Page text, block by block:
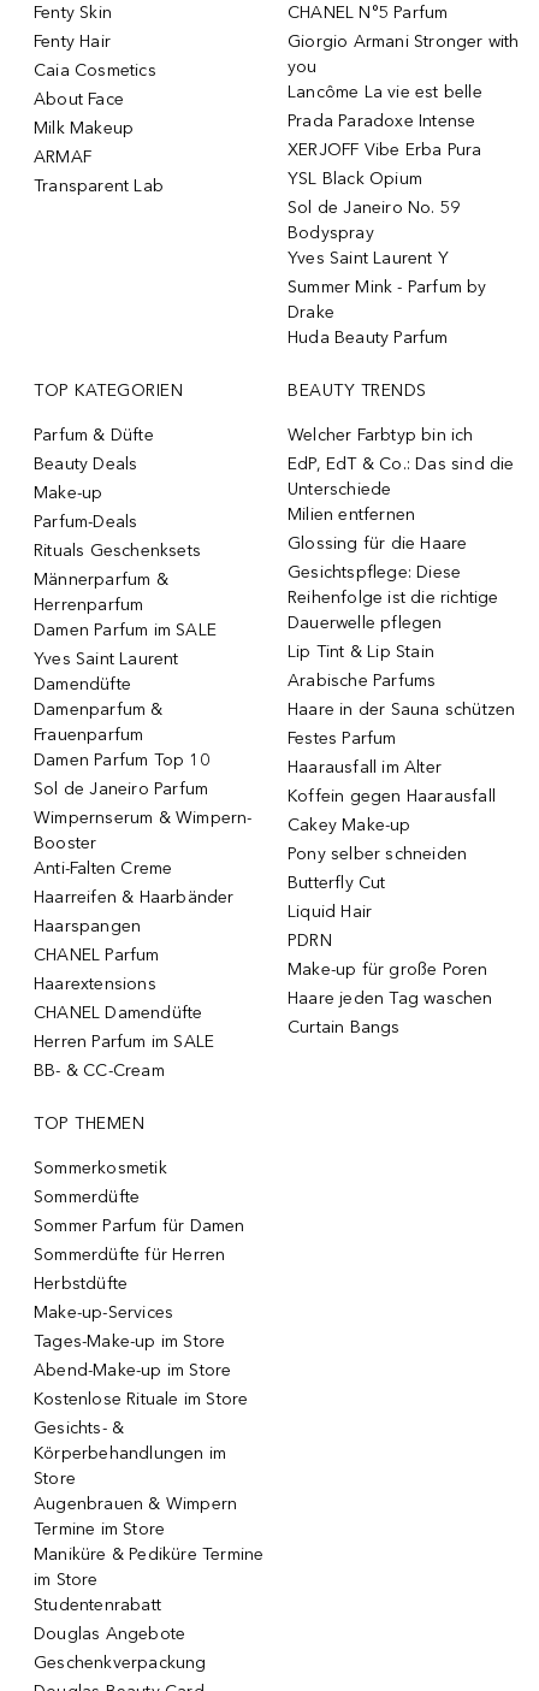
Fenty Skin
Fenty Hair
Caia Cosmetics
About Face
Milk Makeup
ARMAF
Transparent Lab
CHANEL N°5 Parfum
Giorgio Armani Stronger with
you
Lancôme La vie est belle
Prada Paradoxe Intense
XERJOFF Vibe Erba Pura
YSL Black Opium
Sol de Janeiro No. 59
Bodyspray
Yves Saint Laurent Y
Summer Mink - Parfum by
Drake
Huda Beauty Parfum
TOP KATEGORIEN
Parfum & Düfte
Beauty Deals
Make-up
Parfum-Deals
Rituals Geschenksets
Männerparfum &
Herrenparfum
Damen Parfum im SALE
Yves Saint Laurent
Damendüfte
Damenparfum &
Frauenparfum
Damen Parfum Top 10
Sol de Janeiro Parfum
Wimpernserum & Wimpern-
Booster
Anti-Falten Creme
Haarreifen & Haarbänder
Haarspangen
CHANEL Parfum
Haarextensions
CHANEL Damendüfte
Herren Parfum im SALE
BB- & CC-Cream
BEAUTY TRENDS
Welcher Farbtyp bin ich
EdP, EdT & Co.: Das sind die
Unterschiede
Milien entfernen
Glossing für die Haare
Gesichtspflege: Diese
Reihenfolge ist die richtige
Dauerwelle pflegen
Lip Tint & Lip Stain
Arabische Parfums
Haare in der Sauna schützen
Festes Parfum
Haarausfall im Alter
Koffein gegen Haarausfall
Cakey Make-up
Pony selber schneiden
Butterfly Cut
Liquid Hair
PDRN
Make-up für große Poren
Haare jeden Tag waschen
Curtain Bangs
TOP THEMEN
Sommerkosmetik
Sommerdüfte
Sommer Parfum für Damen
Sommerdüfte für Herren
Herbstdüfte
Make-up-Services
Tages-Make-up im Store
Abend-Make-up im Store
Kostenlose Rituale im Store
Gesichts- &
Körperbehandlungen im
Store
Augenbrauen & Wimpern
Termine im Store
Maniküre & Pediküre Termine
im Store
Studentenrabatt
Douglas Angebote
Geschenkverpackung